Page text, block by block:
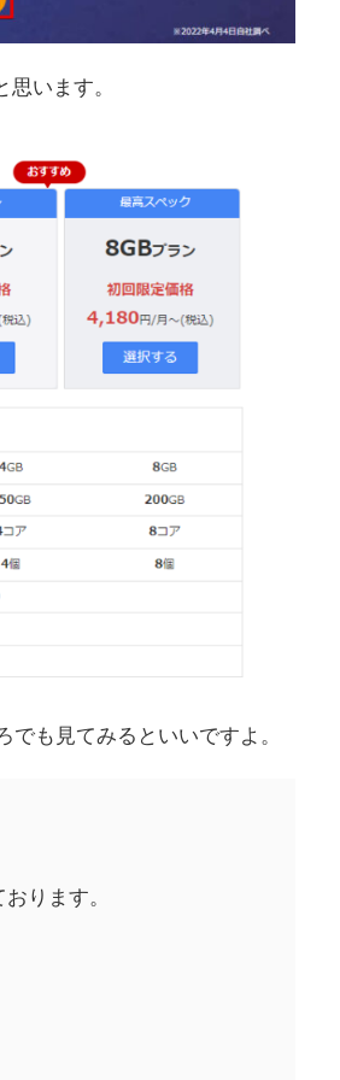
います。
も見てみるといいですよ。
ります。